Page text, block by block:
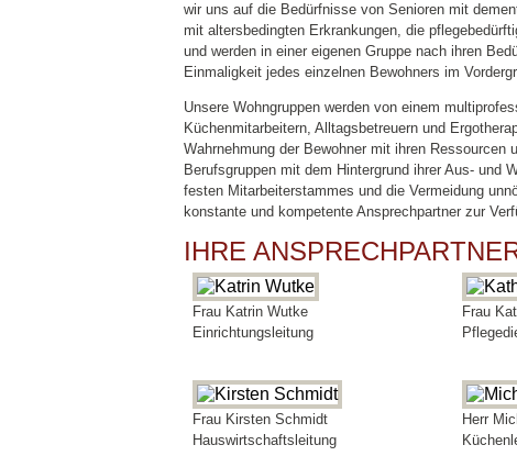
wir uns auf die Bedürfnisse von Senioren mit
mit altersbedingten Erkrankungen, die
und werden in einer eigenen Gruppe nach ihren
Einmaligkeit jedes einzelnen Bewohners im
Unsere Wohngruppen werden von einem
Küchenmitarbeitern, Alltagsbetreuern und
Wahrnehmung der Bewohner mit ihren
Berufsgruppen mit dem Hintergrund ihrer Aus- und
festen Mitarbeiterstammes und die Vermeidung
konstante und kompetente Ansprechpartner zur
IHRE
Frau Katrin Wutke
Einrichtungsleitung
Frau
Frau Kirsten Schmidt
Hauswirtschaftsleitung
Herr